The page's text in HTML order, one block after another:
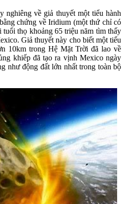
nghiêng về giả thuyết một tiểu hành
chứng về Iridium (một thứ chỉ có
thọ khoảng 65 triệu năm tìm thấy
Giả thuyết này cho biết một tiểu
10km trong Hệ Mặt Trời đã lao về
khiếp đã tạo ra vịnh Mexico ngày
như động đất lớn nhất trong toàn bộ